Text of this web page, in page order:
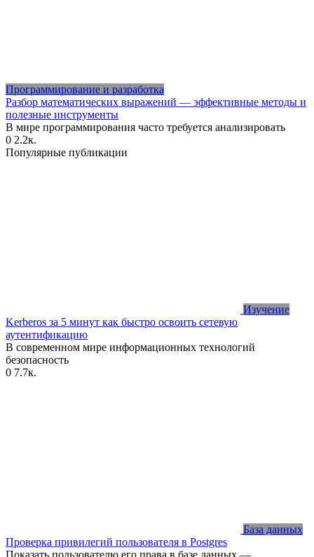
Программирование и разработка
Разбор математических выражений — эффективные методы и
полезные инструменты
В мире программирования часто требуется анализировать
0 2.2к.
Популярные публикации
Изучение
Kerberos за 5 минут как быстро освоить сетевую
аутентификацию
В современном мире информационных технологий
безопасность
0 7.7к.
База данных
Проверка привилегий пользователя в Postgres
Показать пользователю его права в базе данных —